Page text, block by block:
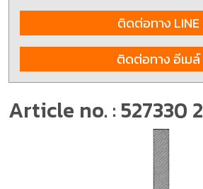
Article no. : 527330 2
ติดต่อทาง LINE
ติดต่อทาง อีเมล์